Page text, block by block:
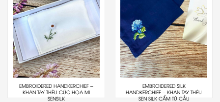
EMBROIDERED HANDKERCHIEF –
KHĂN TAY THÊU CÚC HỌA MI
SENSILK
EMBROIDERED SILK
HANDKERCHIEF – KHĂN TAY THÊU
SEN SILK CẨM TÚ CẦU